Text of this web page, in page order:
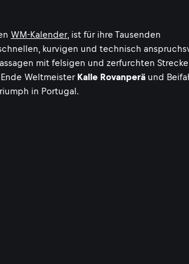
WM-Kalender, ist für ihre Tausenden
kurvigen und technisch
mit felsigen und zerfurchten
Weltmeister Kalle Rovanperä und
in Portugal.